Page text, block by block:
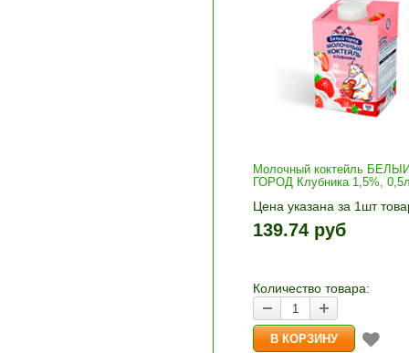
Молочный коктейль
ГОРОД Клубника 1,5%,
Цена указана за 1шт
1шт прибавляется
и «-». Выберите нужное
139.74 руб
Количество товара: